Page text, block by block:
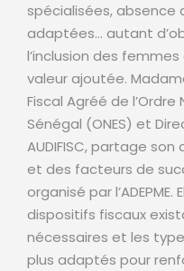
spécialisées, absence
adaptées… autant
l’inclusion des
valeur ajoutée.
Fiscal Agréé de
Sénégal (ONES) et
AUDIFISC, partage
et des facteurs de
organisé par
dispositifs fiscaux
nécessaires et les
plus adaptés pour